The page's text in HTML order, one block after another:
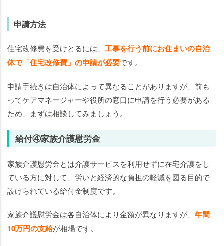
申請方法
住宅改修費を受けとるには、 工事を行う前にお住まいの自治
体で「住宅改修費」の申請が必要です。
申請手続きは自治体によって異なることがありますが、前も
ってケアマネージャーや役所の窓口に申請を行う必要がある
ため、まずは相談してみましょう。
給付④家族介護慰労金
家族介護慰労金とは介護サービスを利用せずに在宅介護をし
ている方に対して、労いと経済的な負担の軽減を図る目的で
設けられている給付金制度です。
家族介護慰労金は各自治体により金額が異なりますが、 年間
10万円の支給が相場です。